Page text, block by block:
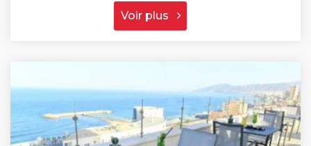
Voir plus